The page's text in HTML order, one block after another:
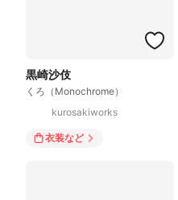
黒崎沙伎
くろ（Monochrome）
kurosakiworks
衣装など